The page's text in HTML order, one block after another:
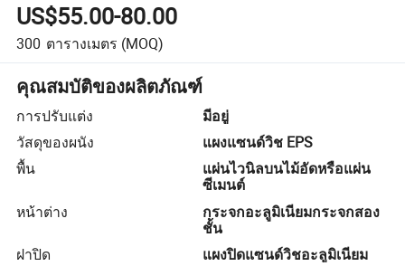
US$55.00-80.00
300 ตารางเมตร (MOQ)
คุณสมบัติของผลิตภัณฑ์
การปรับแต่ง
มีอยู่
วัสดุของผนัง
แผงแซนด์วิช EPS
พื้น
แผ่นไวนิลบนไม้อัดหรือแผ่น
ซีเมนต์
หน้าต่าง
กระจกอะลูมิเนียมกระจกสอง
ชั้น
ฝาปิด
แผงปิดแซนด์วิชอะลูมิเนียม